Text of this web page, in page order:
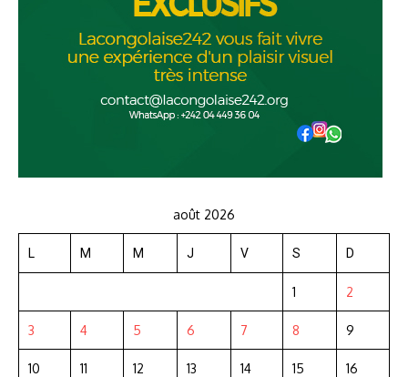
août 2026
L M M J V S D
1 2
3 4 5 6 7 8 9
10 11 12 13 14 15 16